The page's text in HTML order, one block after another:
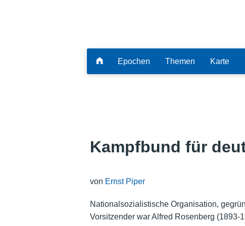
Epochen Themen Karte
Kampfbund für
von Ernst Piper
Nationalsozialistische Organisation,
Vorsitzender war Alfred Rosenberg